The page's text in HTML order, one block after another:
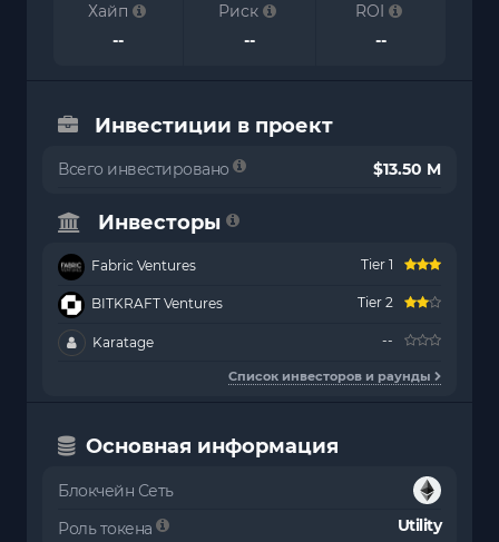
Хайп
--
Риск
--
ROI
--
Инвестиции в проект
Всего инвестировано $13.50 M
Инвесторы
Fabric Ventures Tier 1
BITKRAFT Ventures Tier 2
Karatage --
Список инвесторов и раунды
Основная информация
Блокчейн Сеть
Роль токена
Utility